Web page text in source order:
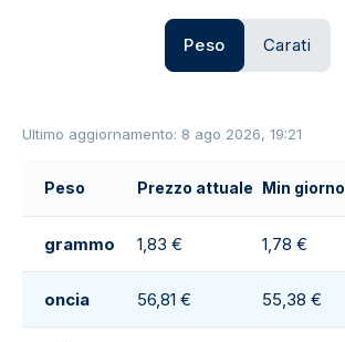
Peso Carati
Ultimo aggiornamento: 8 ago 2026, 19:21
Peso Prezzo attuale Min giorno
grammo 1,83 € 1,78 €
oncia 56,81 € 55,38 €